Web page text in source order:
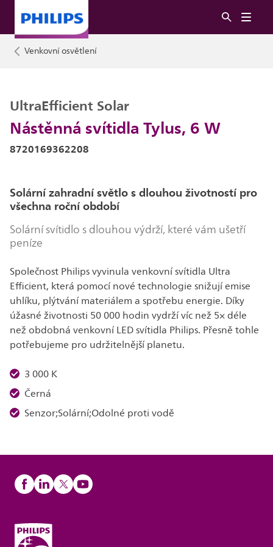
Venkovní osvětlení
Nástěnná svítidla Tylus, 6 W
UltraEfficient Solar
8720169362208
Solární zahradní světlo s dlouhou životností pro
všechna roční období
Solární svítidlo s dlouhou výdrží, které vám ušetří
peníze
Společnost Philips vyvinula venkovní svítidla Ultra
Efficient, která pomocí nové technologie snižují emise
uhlíku, plýtvání materiálem a spotřebu energie. Díky
úžasné životnosti 50 000 hodin vydrží víc než 5× déle
než obdobná venkovní LED svítidla Philips. Přesně tohle
potřebujeme pro udržitelnější planetu.
3 000 K
Černá
Senzor;Solární;Odolné proti vodě